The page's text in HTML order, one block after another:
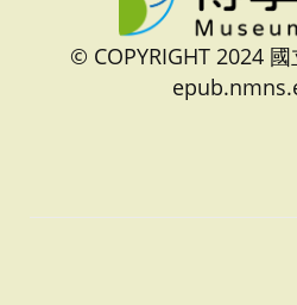
© COPYRIGHT 2024